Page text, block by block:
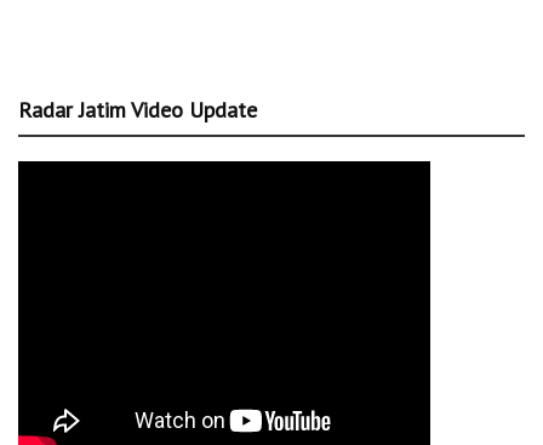
Radar Jatim Video Update